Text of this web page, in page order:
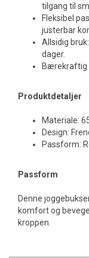
tilgang til
Fleksibel
justerbar
Allsidig
dager.
Bærekraftig
Produktdetaljer
Materiale:
Design:
Passform:
Passform
Denne
komfort og
kroppen.